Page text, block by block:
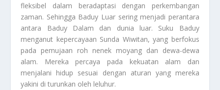
fleksibel dalam beradaptasi dengan perkembangan
zaman. Sehingga Baduy Luar sering menjadi perantara
antara Baduy Dalam dan dunia luar. Suku Baduy
menganut kepercayaan Sunda Wiwitan, yang berfokus
pada pemujaan roh nenek moyang dan dewa-dewa
alam. Mereka percaya pada kekuatan alam dan
menjalani hidup sesuai dengan aturan yang mereka
yakini di turunkan oleh leluhur.